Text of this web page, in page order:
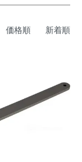
価格順 新着順